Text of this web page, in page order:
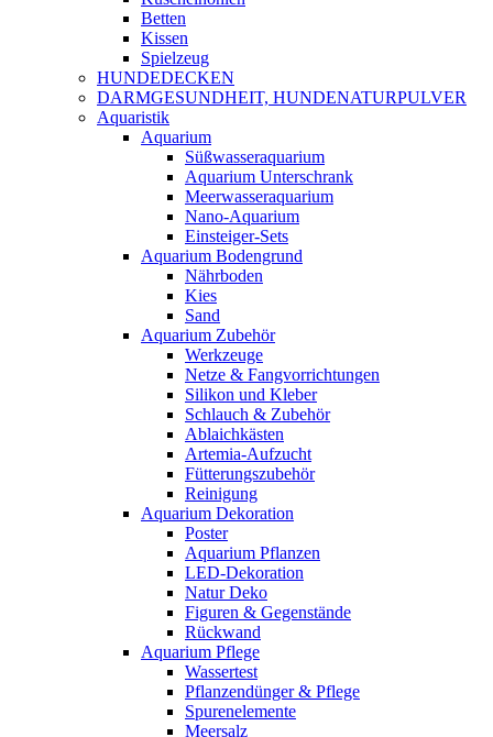
Betten
Kissen
Spielzeug
HUNDEDECKEN
DARMGESUNDHEIT, HUNDENATURPULVER
Aquaristik
Aquarium
Süßwasseraquarium
Aquarium Unterschrank
Meerwasseraquarium
Nano-Aquarium
Einsteiger-Sets
Aquarium Bodengrund
Nährboden
Kies
Sand
Aquarium Zubehör
Werkzeuge
Netze & Fangvorrichtungen
Silikon und Kleber
Schlauch & Zubehör
Ablaichkästen
Artemia-Aufzucht
Fütterungszubehör
Reinigung
Aquarium Dekoration
Poster
Aquarium Pflanzen
LED-Dekoration
Natur Deko
Figuren & Gegenstände
Rückwand
Aquarium Pflege
Wassertest
Pflanzendünger & Pflege
Spurenelemente
Meersalz